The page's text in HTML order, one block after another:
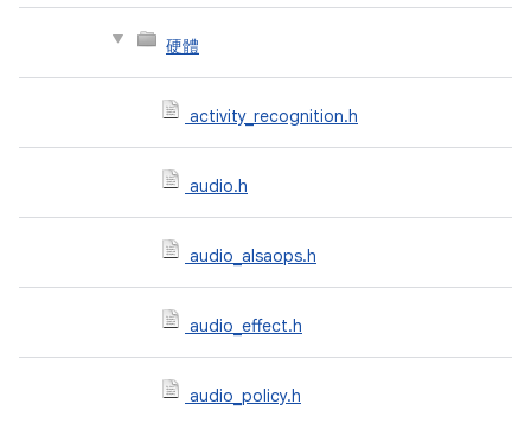
硬體
activity_recognition.h
audio.h
audio_alsaops.h
audio_effect.h
audio_policy.h